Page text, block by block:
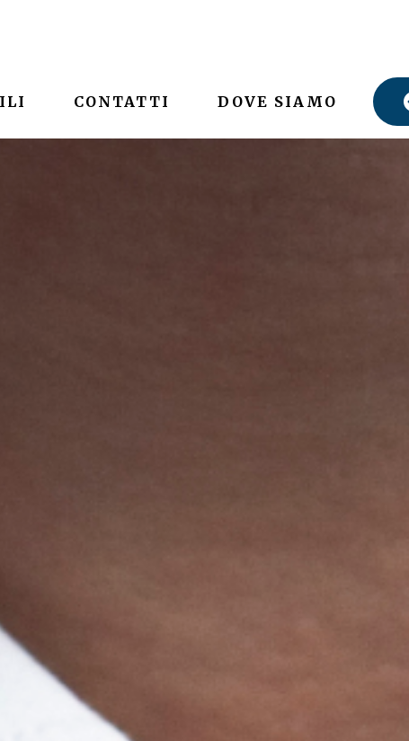
CONTATTI DOVE SIAMO